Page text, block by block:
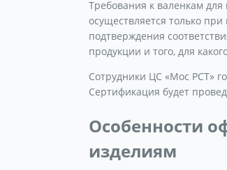
Требования к валенкам для
осуществляется только
подтверждения
продукции и того, для
Сотрудники ЦС «Мос РСТ»
Сертификация будет
Особенности
изделиям